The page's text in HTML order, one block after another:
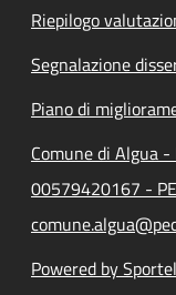
Riepilogo
Segnalazione
Piano di
Comune di Algua
00579420167 -
Powered by